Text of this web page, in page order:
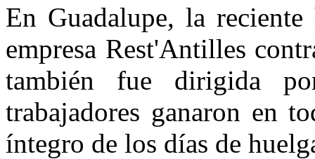
En Guadalupe, la
empresa Rest'Antilles
también fue dirigida
trabajadores ganaron en
íntegro de los días de